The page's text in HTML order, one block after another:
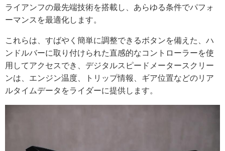
ライアンフの最先端技術を搭載し、あらゆる条件でパフォ
ーマンスを最適化します。
これらは、すばやく簡単に調整できるボタンを備えた、ハ
ンドルバーに取り付けられた直感的なコントローラーを使
用してアクセスでき、デジタルスピードメータースクリー
ンは、エンジン温度、トリップ情報、ギア位置などのリア
ルタイムデータをライダーに提供します。